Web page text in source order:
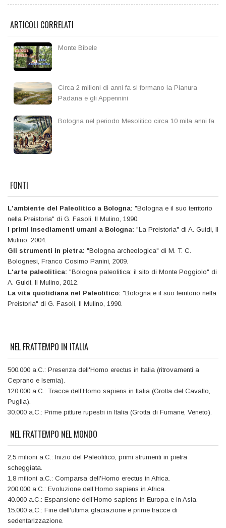
ARTICOLI CORRELATI
Monte Bibele
Circa 2 milioni di anni fa si formano la Pianura
Padana e gli Appennini
Bologna nel periodo Mesolitico circa 10 mila anni fa
FONTI
L'ambiente del Paleolitico a Bologna: "Bologna e il suo territorio
nella Preistoria" di G. Fasoli, Il Mulino, 1990.
I primi insediamenti umani a Bologna: "La Preistoria" di A. Guidi, Il
Mulino, 2004.
Gli strumenti in pietra: "Bologna archeologica" di M. T. C.
Bolognesi, Franco Cosimo Panini, 2009.
L'arte paleolitica: "Bologna paleolitica: il sito di Monte Poggiolo" di
A. Guidi, Il Mulino, 2012.
La vita quotidiana nel Paleolitico: "Bologna e il suo territorio nella
Preistoria" di G. Fasoli, Il Mulino, 1990.
NEL FRATTEMPO IN ITALIA
500.000 a.C.: Presenza dell'Homo erectus in Italia (ritrovamenti a
Ceprano e Isernia).
120.000 a.C.: Tracce dell’Homo sapiens in Italia (Grotta del Cavallo,
Puglia).
30.000 a.C.: Prime pitture rupestri in Italia (Grotta di Fumane, Veneto).
NEL FRATTEMPO NEL MONDO
2,5 milioni a.C.: Inizio del Paleolitico, primi strumenti in pietra
scheggiata.
1,8 milioni a.C.: Comparsa dell'Homo erectus in Africa.
200.000 a.C.: Evoluzione dell’Homo sapiens in Africa.
40.000 a.C.: Espansione dell’Homo sapiens in Europa e in Asia.
15.000 a.C.: Fine dell'ultima glaciazione e prime tracce di
sedentarizzazione.